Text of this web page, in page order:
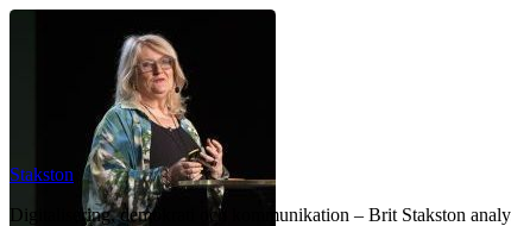
Stakston
Digitalisering, demokrati och kommunikation – Brit Stakston